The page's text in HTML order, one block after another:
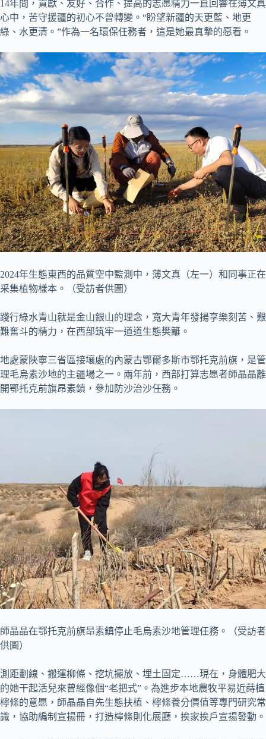
14年間，貢獻、友好、合作、提高的志愿精力一直回響在薄文真
心中，苦守援疆的初心不曾轉變。“盼望新疆的天更藍、地更
綠、水更清。”作為一名環保任務者，這是她最真摯的愿看。
2024年生態東西的品質空中監測中，薄文真（左一）和同事正在
采集植物樣本。（受訪者供圖）
踐行綠水青山就是金山銀山的理念，寬大青年發揚享樂刻苦、艱
難奮斗的精力，在西部筑牢一道道生態樊籬。
地處蒙陜寧三省區接壤處的內蒙古鄂爾多斯市鄂托克前旗，是管
理毛烏素沙地的主疆場之一。兩年前，西部打算志愿者師晶晶離
開鄂托克前旗昂素鎮，參加防沙治沙任務。
師晶晶在鄂托克前旗昂素鎮停止毛烏素沙地管理任務。（受訪者
供圖）
測距劃線、搬運柳條、挖坑擺放、埋土固定……現在，身體肥大
的她干起活兒來曾經像個“老把式”。為進步本地農牧平易近蒔植
檸條的意愿，師晶晶自先生態扶植、檸條養分價值等專門研究常
識，協助編制宣揚冊，打造檸條則化展廳，挨家挨戶宣揚發動。